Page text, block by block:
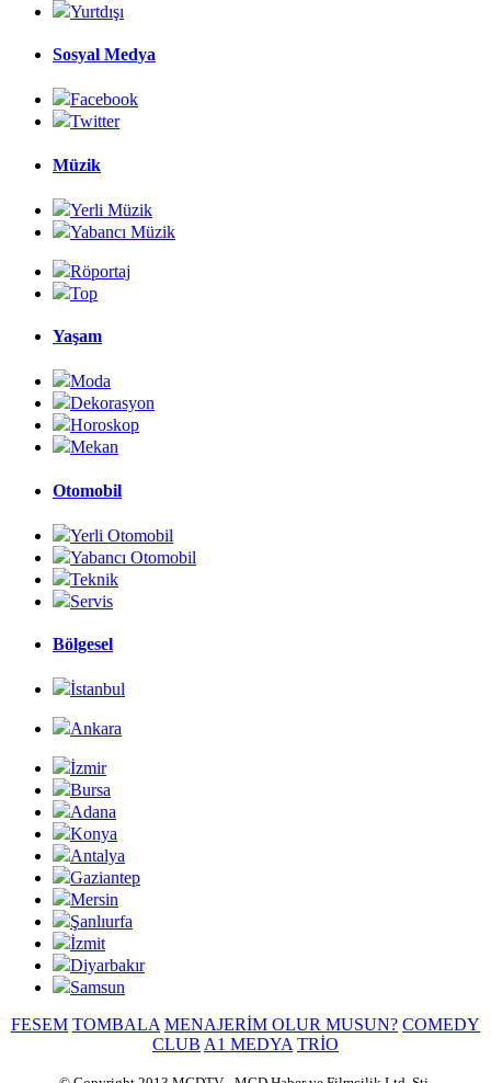
Yurtdışı
Sosyal Medya
Facebook
Twitter
Müzik
Yerli Müzik
Yabancı Müzik
Röportaj
Top
Yaşam
Moda
Dekorasyon
Horoskop
Mekan
Otomobil
Yerli Otomobil
Yabancı Otomobil
Teknik
Servis
Bölgesel
İstanbul
Ankara
İzmir
Bursa
Adana
Konya
Antalya
Gaziantep
Mersin
Şanlıurfa
İzmit
Diyarbakır
Samsun
FESEM TOMBALA MENAJERİM OLUR MUSUN? COMEDY
CLUB A1 MEDYA TRİO